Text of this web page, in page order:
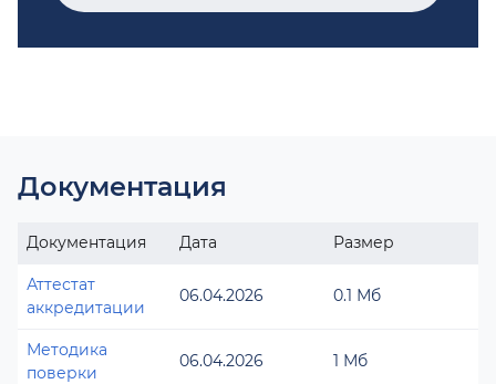
Документация
Документация Дата Размер
Аттестат
аккредитации
06.04.2026 0.1 Мб
Методика
поверки
06.04.2026 1 Мб